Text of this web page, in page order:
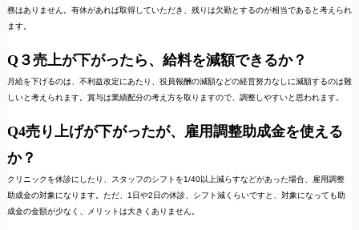
務はありません。有休があれば取得していただき、残りは欠勤とするのが相当であると考えられ
ます。
Q３売上が下がったら、給料を減額できるか？
月給を下げるのは、不利益改定にあたり、役員報酬の減額などの経営努力なしに減額するのは難
しいと考えられます。賞与は業績配分の考え方を取りますので、調整しやすいと思われます。
Q4売り上げが下がったが、雇用調整助成金を使える
か？
クリニックを休診にしたり、スタッフのシフトを1/40以上減らすなどがあった場合、雇用調整
助成金の対象になります。ただ、1日や2日の休診、シフト減くらいですと、対象になっても助
成金の金額が少なく、メリットは大きくありません。